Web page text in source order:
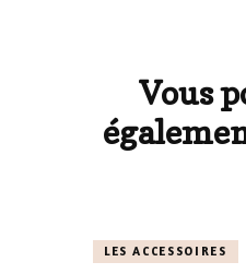
Vous
LES ACCESSOIRES